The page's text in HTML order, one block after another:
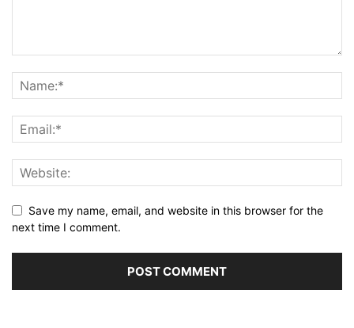
Save my name, email, and website in this browser for the
next time I comment.